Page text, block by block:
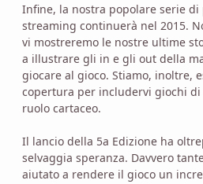
Infine, la nostra popolare serie
streaming continuerà nel 2015.
vi mostreremo le nostre ultime
a illustrare gli in e gli out della
giocare al gioco. Stiamo, inoltre,
copertura per includervi giochi di
ruolo cartaceo.
Il lancio della 5a Edizione ha
selvaggia speranza. Davvero
aiutato a rendere il gioco un